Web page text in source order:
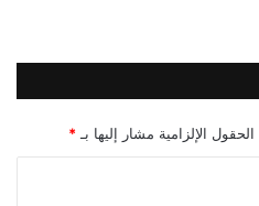
الحقول الإلزامية مشار إليها بـ *